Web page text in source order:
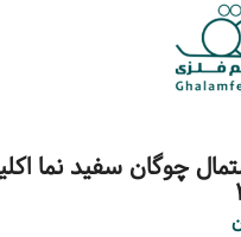
چوگان سفید نما